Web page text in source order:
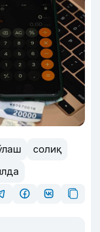
солиқ